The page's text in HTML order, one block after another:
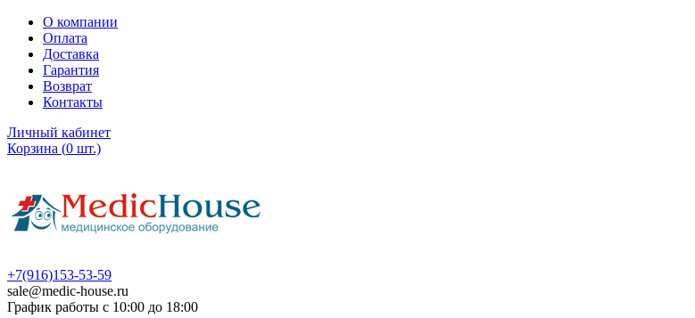
О компании
Оплата
Доставка
Гарантия
Возврат
Контакты
Личный кабинет
Корзина (0 шт.)
+7(916)153-53-59
sale@medic-house.ru
График работы с 10:00 до 18:00